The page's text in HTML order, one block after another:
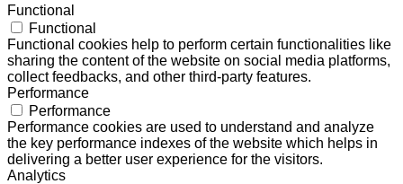
Functional
Functional
Functional cookies help to perform certain functionalities like
sharing the content of the website on social media platforms,
collect feedbacks, and other third-party features.
Performance
Performance
Performance cookies are used to understand and analyze
the key performance indexes of the website which helps in
delivering a better user experience for the visitors.
Analytics